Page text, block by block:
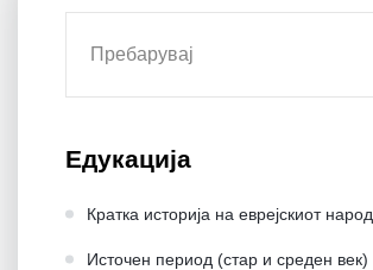
Едукација
Кратка историја на еврејскиот народ
Источен период (стар и среден век)